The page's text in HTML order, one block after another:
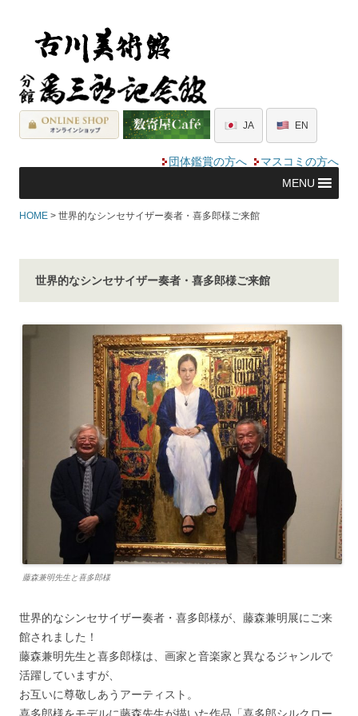
JA EN
団体鑑賞の方へ
マスコミの方へ
MENU
HOME > 世界的なシンセサイザー奏者・喜多郎様ご来館
世界的なシンセサイザー奏者・喜多郎様ご来館
藤森兼明先生と喜多郎様
世界的なシンセサイザー奏者・喜多郎様が、藤森兼明展にご来
館されました！
藤森兼明先生と喜多郎様は、画家と音楽家と異なるジャンルで
活躍していますが、
お互いに尊敬しあうアーティスト。